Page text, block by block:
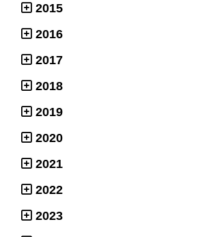
2015
2016
2017
2018
2019
2020
2021
2022
2023